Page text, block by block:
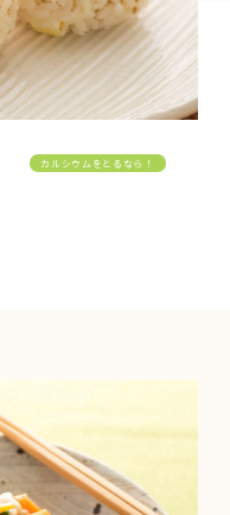
カルシウムをとるなら！